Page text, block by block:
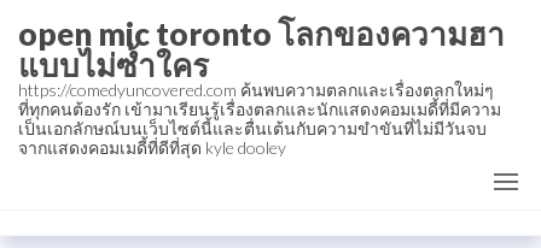
the
content
open mic toronto โลกของความฮา
แบบไม่ซ้ำใคร
https://comedyuncovered.com ค้นพบความตลกและเรื่องตลกใหม่ๆ
ที่ทุกคนต้องรัก เข้ามาเรียนรู้เรื่องตลกและนักแสดงคอมเมดี้ที่มีความ
เป็นเอกลักษณ์บนเว็บไซต์นี้และตื่นเต้นกับความขำขันที่ไม่มีวันจบ
จากแสดงคอมเมดี้ที่ดีที่สุด kyle dooley